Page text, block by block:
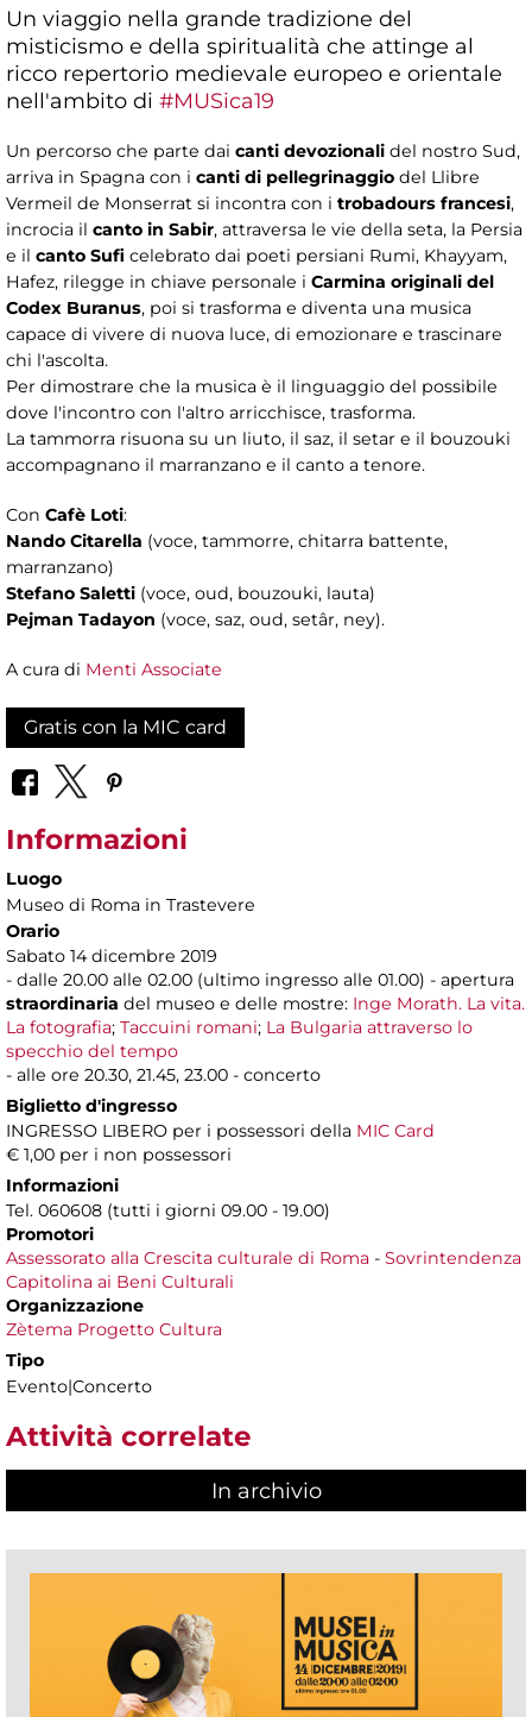
Un viaggio nella grande tradizione del
misticismo e della spiritualità che attinge al
ricco repertorio medievale europeo e orientale
nell'ambito di #MUSica19
Un percorso che parte dai canti devozionali del nostro Sud,
arriva in Spagna con i canti di pellegrinaggio del Llibre
Vermeil de Monserrat si incontra con i trobadours francesi,
incrocia il canto in Sabir, attraversa le vie della seta, la Persia
e il canto Sufi celebrato dai poeti persiani Rumi, Khayyam,
Hafez, rilegge in chiave personale i Carmina originali del
Codex Buranus, poi si trasforma e diventa una musica
capace di vivere di nuova luce, di emozionare e trascinare
chi l'ascolta.
Per dimostrare che la musica è il linguaggio del possibile
dove l'incontro con l'altro arricchisce, trasforma.
La tammorra risuona su un liuto, il saz, il setar e il bouzouki
accompagnano il marranzano e il canto a tenore.
Con Cafè Loti:
Nando Citarella (voce, tammorre, chitarra battente,
marranzano)
Stefano Saletti (voce, oud, bouzouki, lauta)
Pejman Tadayon (voce, saz, oud, setâr, ney).
A cura di Menti Associate
Gratis con la MIC card
Informazioni
Luogo
Museo di Roma in Trastevere
Orario
Sabato 14 dicembre 2019
- dalle 20.00 alle 02.00 (ultimo ingresso alle 01.00) - apertura
straordinaria del museo e delle mostre: Inge Morath. La vita.
La fotografia; Taccuini romani; La Bulgaria attraverso lo
specchio del tempo
- alle ore 20.30, 21.45, 23.00 - concerto
Biglietto d'ingresso
INGRESSO LIBERO per i possessori della MIC Card
€ 1,00 per i non possessori
Informazioni
Tel. 060608 (tutti i giorni 09.00 - 19.00)
Promotori
Assessorato alla Crescita culturale di Roma - Sovrintendenza
Capitolina ai Beni Culturali
Organizzazione
Zètema Progetto Cultura
Tipo
Evento|Concerto
Attività correlate
In archivio